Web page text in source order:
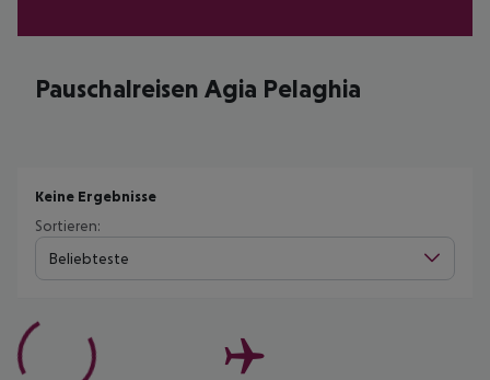
Pauschalreisen Agia Pelaghia
Keine Ergebnisse
Sortieren:
Beliebteste